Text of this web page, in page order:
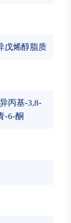
戊烯醇脂质
丙基-3,8-
-6-酮